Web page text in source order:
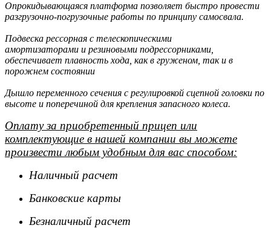
Опрокидывающаяся платформа позволяет быстро провести
разгрузочно-погрузочные работы по принципу самосвала.
Подвеска рессорная с телескопическими
амортизаторами и резиновыми подрессорниками,
обеспечивает плавность хода, как в груженом, так и в
порожнем состоянии
Дышло переменного сечения с регулировкой сцепной головки по
высоте и поперечиной для крепления запасного колеса.
Оплату за приобретенный прицеп или
комплектующие в нашей компании вы можете
произвести любым удобным для вас способом:
Наличный расчет
Банковские карты
Безналичный расчет